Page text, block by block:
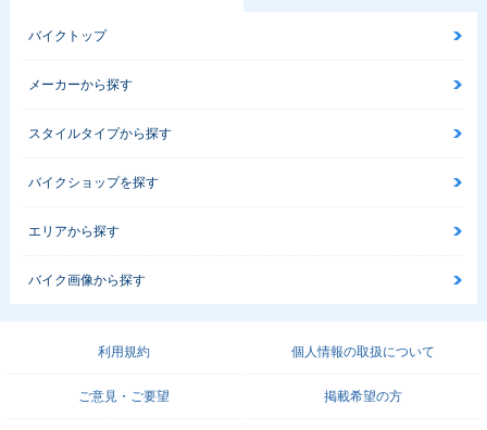
バイクトップ
メーカーから探す
スタイルタイプから探す
バイクショップを探す
エリアから探す
バイク画像から探す
利用規約 個人情報の取扱について
ご意見・ご要望 掲載希望の方